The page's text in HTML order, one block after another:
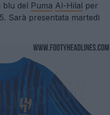
blu del Puma Al-Hilal per
Sarà presentata martedì